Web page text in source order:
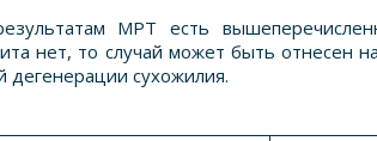
МРТ есть
нет, то случай может быть отнесен
дегенерации сухожилия.